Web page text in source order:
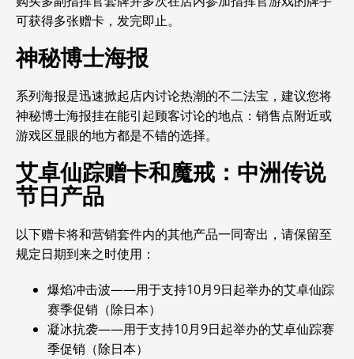
可获得多张赠卡，发完即止。
神秘博士海报
系列海报是迅速掀起店内讨论热潮的不二法宝，建议您将
神秘博士海报挂在能引起顾客讨论的地点：销售点附近或
游戏区显眼的地方都是不错的选择。
艾卓仙踪赠卡和魔戒：中洲传说
节日产品
以下赠卡将和营销套件内的其他产品一同寄出，请保留至
规定日期到来之时使用：
爆焰冲击波——用于支持10月9日起举办的艾卓仙踪
赛季促销（除日本）
凝冰抗袭——用于支持10月9日起举办的艾卓仙踪赛
季促销（除日本）